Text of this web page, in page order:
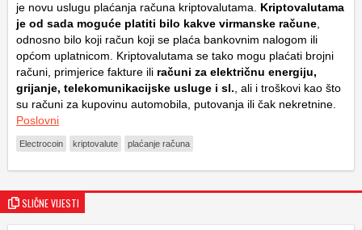
je novu uslugu plaćanja računa kriptovalutama. Kriptovalutama
je od sada moguće platiti bilo kakve virmanske račune
odnosno bilo koji račun koji se plaća bankovnim nalogom ili
općom uplatnicom. Kriptovalutama se tako mogu plaćati brojni
računi, primjerice fakture ili računi za električnu energiju,
grijanje, telekomunikacijske usluge i sl. , ali i troškovi kao što
su računi za kupovinu automobila, putovanja ili čak nekretnine.
Poslovni
Electrocoin kriptovalute plaćanje računa
SLIČNE VIJESTI